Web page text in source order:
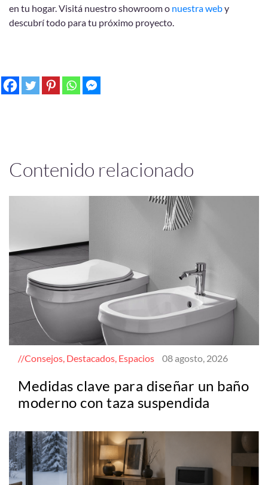
en tu hogar. Visitá nuestro showroom o nuestra weby
descubrí todo para tu próximo proyecto.
Contenido relacionado
Consejos, Destacados, Espacios 08 agosto, 2026
Medidas clave para diseñar un baño
moderno con taza suspendida